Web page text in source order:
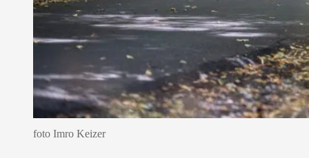
foto Imro Keizer